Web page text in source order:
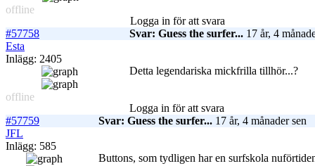
offline
Logga in för att svara
#57758
Svar: Guess the surfer... 17 år, 4
Esta
Inlägg: 2405
offline
Detta legendariska mickfrilla tillhör...?
Logga in för att svara
#57759
Svar: Guess the surfer... 17 år, 4 månader sen
JFL
Inlägg: 585
Buttons, som tydligen har en surfskola